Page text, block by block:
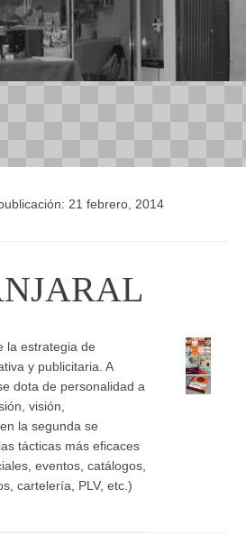
21 febrero, 2014
la estrategia de
y publicitaria. A
dota de personalidad a
visión,
la segunda se
tácticas más eficaces
eventos, catálogos,
cartelería, PLV, etc.)